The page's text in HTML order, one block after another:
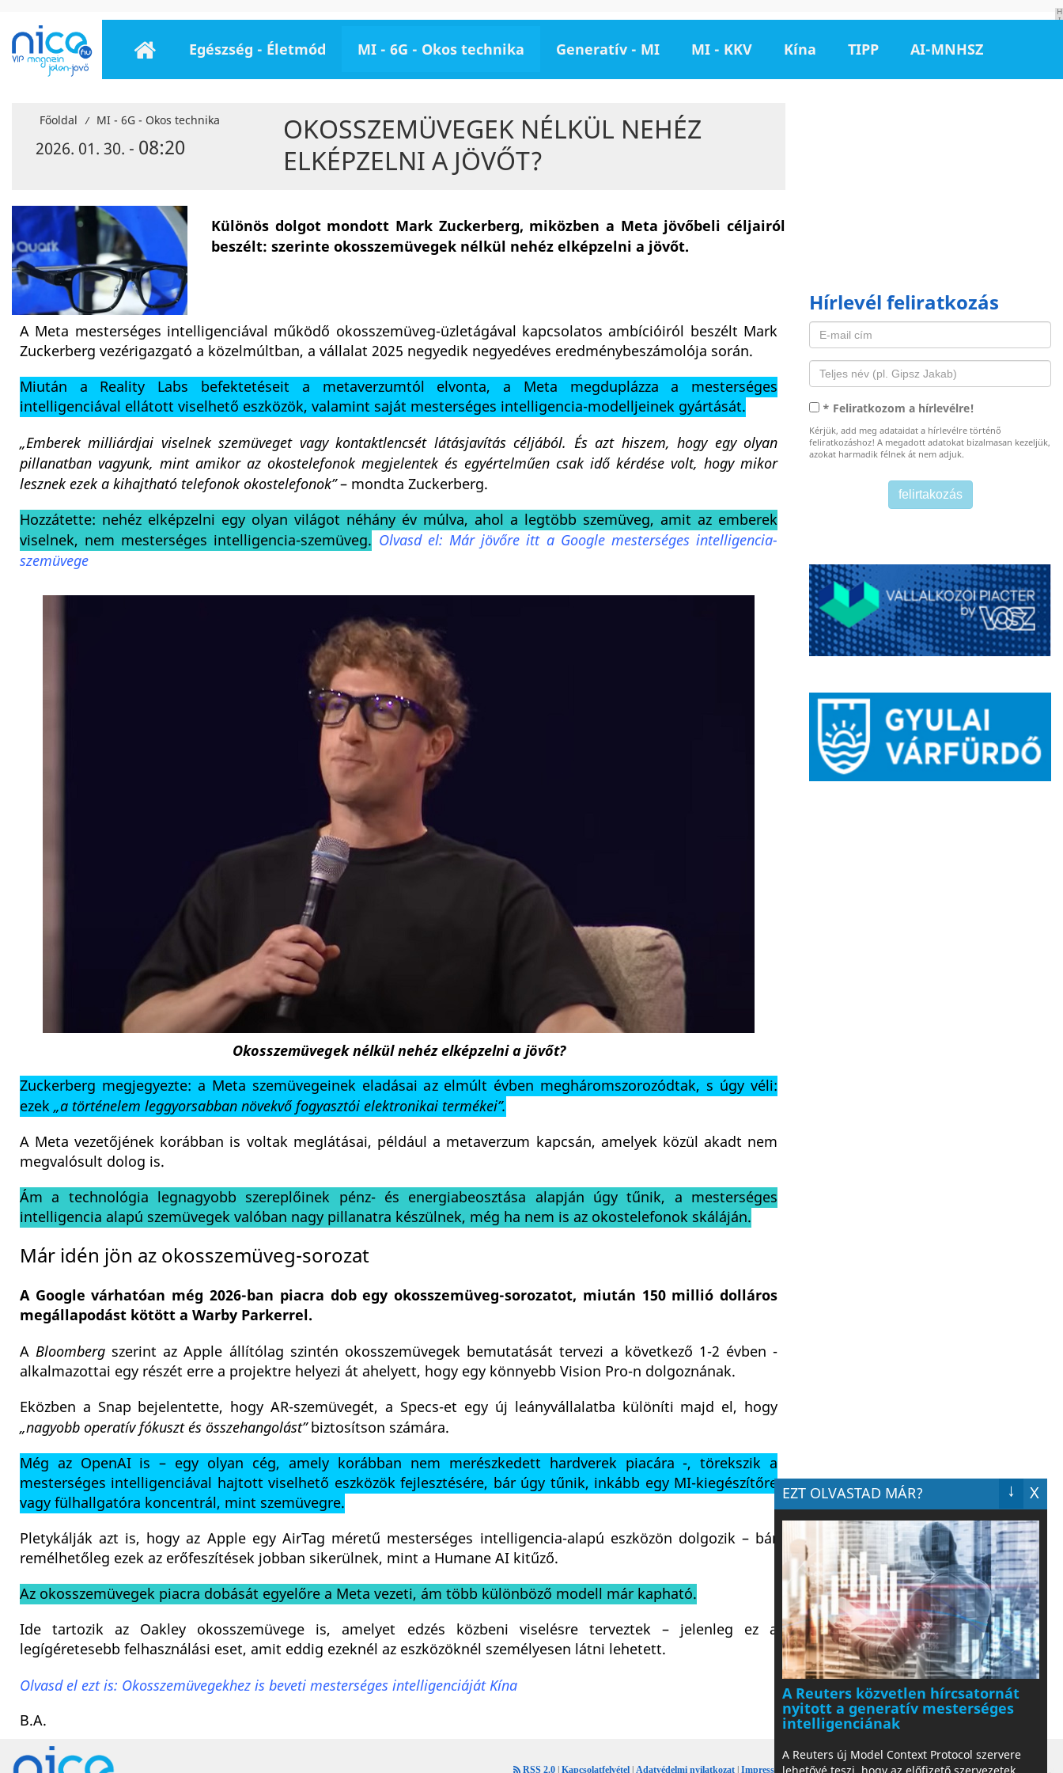
H
I
Egészség - Életmód MI - 6G - Okos technika Generatív - MI MI - KKV Kína TIPP AI-MNHSZ
Főoldal / MI - 6G - Okos technika
2026. 01. 30. - 08:20
OKOSSZEMÜVEGEK NÉLKÜL NEHÉZ
ELKÉPZELNI A JÖVŐT?
Különös dolgot mondott Mark Zuckerberg, miközben a Meta jövőbeli céljairól
beszélt: szerinte okosszemüvegek nélkül nehéz elképzelni a jövőt.
A Meta mesterséges intelligenciával működő okosszemüveg-üzletágával kapcsolatos ambícióiról beszélt Mark
Zuckerberg vezérigazgató a közelmúltban, a vállalat 2025 negyedik negyedéves eredménybeszámolója során.
Miután a Reality Labs befektetéseit a metaverzumtól elvonta, a Meta megduplázza a mesterséges
intelligenciával ellátott viselhető eszközök, valamint saját mesterséges intelligencia-modelljeinek gyártását.
„Emberek milliárdjai viselnek szemüveget vagy kontaktlencsét látásjavítás céljából. És azt hiszem, hogy egy olyan
pillanatban vagyunk, mint amikor az okostelefonok megjelentek és egyértelműen csak idő kérdése volt, hogy mikor
lesznek ezek a kihajtható telefonok okostelefonok”– mondta Zuckerberg.
Hozzátette: nehéz elképzelni egy olyan világot néhány év múlva, ahol a legtöbb szemüveg, amit az emberek
viselnek, nem mesterséges intelligencia-szemüveg. Olvasd el: Már jövőre itt a Google mesterséges intelligencia-
szemüvege
Okosszemüvegek nélkül nehéz elképzelni a jövőt?
Zuckerberg megjegyezte: a Meta szemüvegeinek eladásai az elmúlt évben megháromszorozódtak, s úgy véli:
ezek„a történelem leggyorsabban növekvő fogyasztói elektronikai termékei”.
A Meta vezetőjének korábban is voltak meglátásai, például a metaverzum kapcsán, amelyek közül akadt nem
megvalósult dolog is.
Ám a technológia legnagyobb szereplőinek pénz- és energiabeosztása alapján úgy tűnik, a mesterséges
intelligencia alapú szemüvegek valóban nagy pillanatra készülnek, még ha nem is az okostelefonok skáláján.
Már idén jön az okosszemüveg-sorozat
A Google várhatóan még 2026-ban piacra dob egy okosszemüveg-sorozatot, miután 150 millió dolláros
megállapodást kötött a Warby Parkerrel.
A Bloombergszerint az Apple állítólag szintén okosszemüvegek bemutatását tervezi a következő 1-2 évben -
alkalmazottai egy részét erre a projektre helyezi át ahelyett, hogy egy könnyebb Vision Pro-n dolgoznának.
Eközben a Snap bejelentette, hogy AR-szemüvegét, a Specs-et egy új leányvállalatba különíti majd el, hogy
„nagyobb operatív fókuszt és összehangolást”biztosítson számára.
Még az OpenAI is – egy olyan cég, amely korábban nem merészkedett hardverek piacára -, törekszik a
mesterséges intelligenciával hajtott viselhető eszközök fejlesztésére, bár úgy tűnik, inkább egy MI-kiegészítőre
vagy fülhallgatóra koncentrál, mint szemüvegre.
Pletykálják azt is, hogy az Apple egy AirTag méretű mesterséges intelligencia-alapú eszközön dolgozik – bár
remélhetőleg ezek az erőfeszítések jobban sikerülnek, mint a Humane AI kitűző.
Az okosszemüvegek piacra dobását egyelőre a Meta vezeti, ám több különböző modell már kapható.
Ide tartozik az Oakley okosszemüvege is, amelyet edzés közbeni viselésre terveztek – jelenleg ez a
legígéretesebb felhasználási eset, amit eddig ezeknél az eszközöknél személyesen látni lehetett.
Olvasd el ezt is: Okosszemüvegekhez is beveti mesterséges intelligenciáját Kína
B.A.
Hírlevél feliratkozás
* Feliratkozom a hírlevélre!
Kérjük, add meg adataidat a hírlevélre történő
feliratkozáshoz! A megadott adatokat bizalmasan kezeljük,
azokat harmadik félnek át nem adjuk.
RSS 2.0 Kapcsolatfelvétel Adatvédelmi nyilatkozat Impresszum
EZT OLVASTAD MÁR? X
↓
A Reuters közvetlen hírcsatornát
nyitott a generatív mesterséges
intelligenciának
A Reuters új Model Context Protocol szervere